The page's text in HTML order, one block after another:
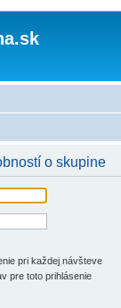
o skupine
pri každej návšteve
pre toto prihlásenie